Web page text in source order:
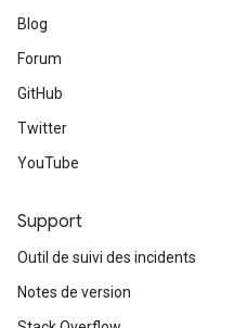
Blog
Forum
GitHub
Twitter
YouTube
Support
Outil de suivi des incidents
Notes de version